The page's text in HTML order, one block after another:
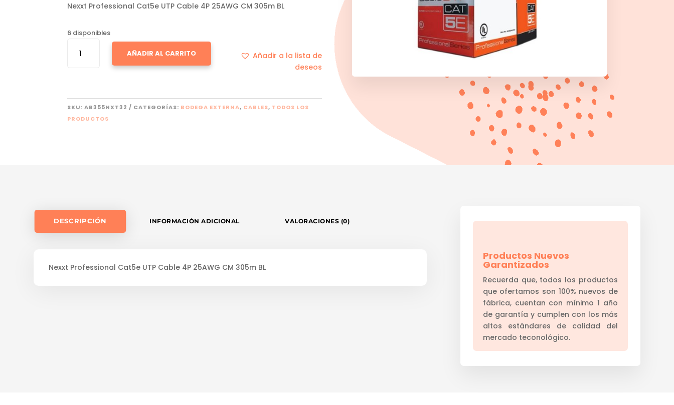
Nexxt Professional Cat5e UTP Cable 4P 25AWG CM 305m BL
6 disponibles
PROFESSIONAL
4P
AÑADIR AL CARRITO
Añadir a la lista de
deseos
SKU:AB355NXT32 CATEGORÍAS: BODEGA EXTERNA, CABLES, TODOS LOS
PRODUCTOS
DESCRIPCIÓN INFORMACIÓN ADICIONAL VALORACIONES (0)
Nexxt Professional Cat5e UTP Cable 4P 25AWG CM 305m BL
Productos Nuevos
Garantizados
Recuerda que, todos los productos
que ofertamos son 100% nuevos de
fábrica, cuentan con mínimo 1 año
de garantía y cumplen con los más
altos estándares de calidad del
mercado teconológico.